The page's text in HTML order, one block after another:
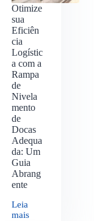
Otimize
sua
Eficiên
cia
Logístic
a com a
Rampa
de
Nivela
mento
de
Docas
Adequa
da: Um
Guia
Abrang
ente
Leia
mais